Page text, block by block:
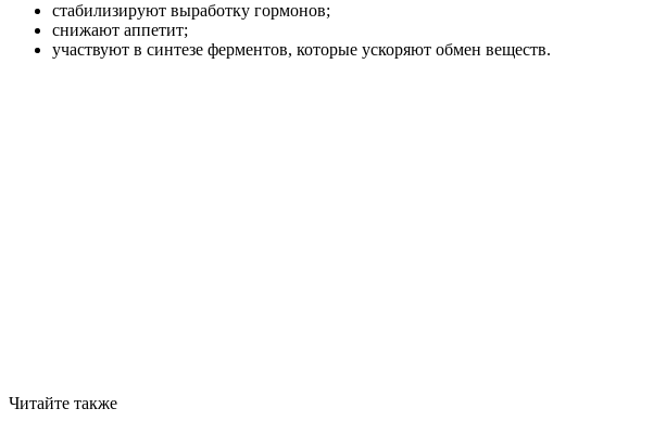
стабилизируют выработку гормонов;
снижают аппетит;
участвуют в синтезе ферментов, которые ускоряют обмен веществ.
Читайте также